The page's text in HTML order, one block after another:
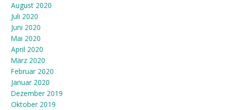
August 2020
Juli 2020
Juni 2020
Mai 2020
April 2020
März 2020
Februar 2020
Januar 2020
Dezember 2019
Oktober 2019